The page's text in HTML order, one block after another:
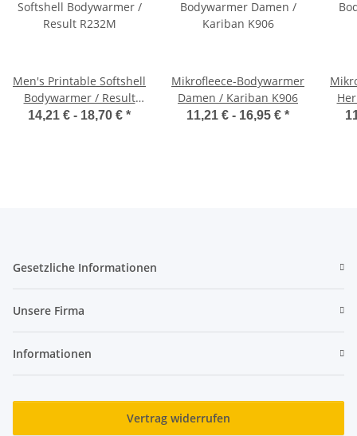
Men's Printable Softshell
Bodywarmer / Result
R232M
14,21 € - 18,70 € *
Mikrofleece-Bodywarmer
Damen / Kariban K906
11,21 € - 16,95 € *
Gesetzliche Informationen
Unsere Firma
Informationen
Vertrag widerrufen